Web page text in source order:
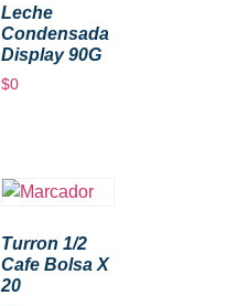
Leche
Condensada
Display 90G
$0
Turron 1/2
Cafe Bolsa X
20